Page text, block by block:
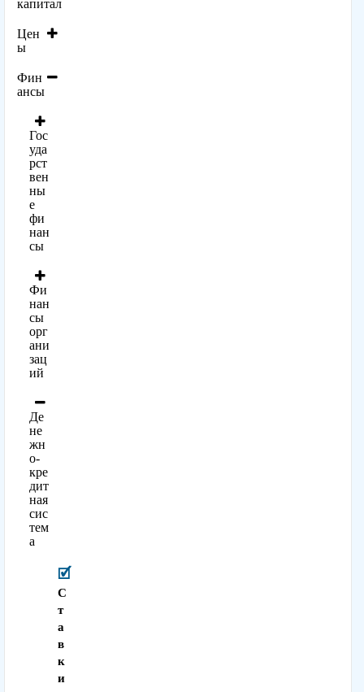
капитал
Цен
ы
Фин
ансы
Гос
уда
рст
вен
ны
е
фи
нан
сы
Фи
нан
сы
орг
ани
зац
ий
Де
не
жн
о-
кре
дит
ная
сис
тем
а
С
т
а
в
к
и